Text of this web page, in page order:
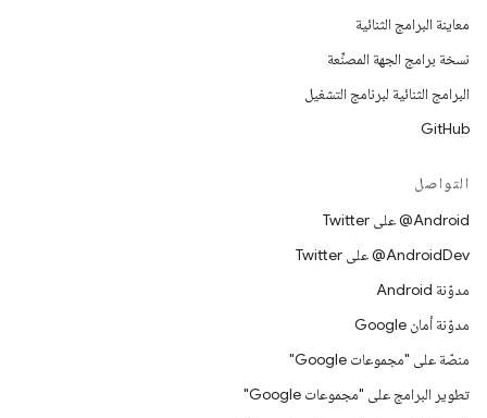
معاينة البرامج الثنائية
نسخة برامج الجهة المصنِّعة
البرامج الثنائية لبرنامج التشغيل
GitHub
التواصل
‎@Android على Twitter
‎@AndroidDev على Twitter
مدوّنة Android
مدوّنة أمان Google
منصّة على "مجموعات Google"
تطوير البرامج على "مجموعات Google"